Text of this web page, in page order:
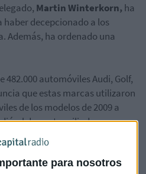
para nosotros
Martin Winterkorn, ha
decepcionado a los
Además, ha ordenado una
482.000 automóviles Audi, Golf,
que estas marcas utilizaron
de los modelos de 2009 a
de cuatro cilindros que
emisiones de contaminantes.
emiten hasta 40 veces más